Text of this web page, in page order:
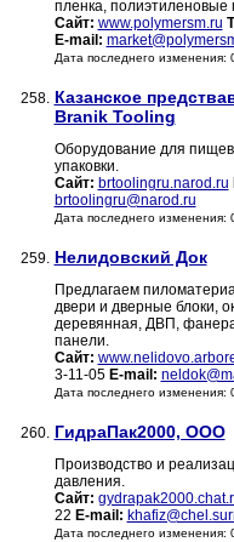
пленка, полиэтиленовые
Сайт: www.polymersm.ru
E-mail:
Дата последнего изменения:
258. Казанское
Branik Tooling
Оборудование для
упаковки.
Сайт: brtoolingru.narod.ru
brtoolingru@narod.ru
Дата последнего изменения:
259. Нелидовский Док
Предлагаем
двери и дверные блоки,
деревянная, ДВП,
панели.
Сайт:
3-11-05 E-mail:
Дата последнего изменения:
260. ГидраПак2000, ООО
Производство и
давления.
Сайт:
22 E-mail:
Дата последнего изменения: